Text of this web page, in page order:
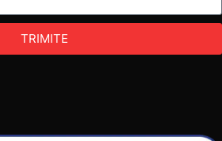
TRIMITE